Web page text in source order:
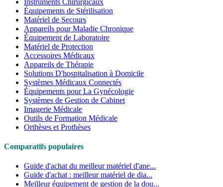
Équipements de Stérilisation
Matériel de Secours
Appareils pour Maladie Chronique
Équipement de Laboratoire
Matériel de Protection
Accessoires Médicaux
Appareils de Thérapie
Solutions D'hospitalisation à Domicile
Systèmes Médicaux Connectés
Équipements pour La Gynécologie
Systèmes de Gestion de Cabinet
Imagerie Médicale
Outils de Formation Médicale
Orthèses et Prothèses
Comparatifs populaires
Guide d'achat du meilleur matériel d'ane...
Guide d'achat : meilleur matériel de dia...
Meilleur équipement de gestion de la dou...